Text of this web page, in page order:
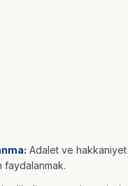
Adalet ve
faydalanmak.